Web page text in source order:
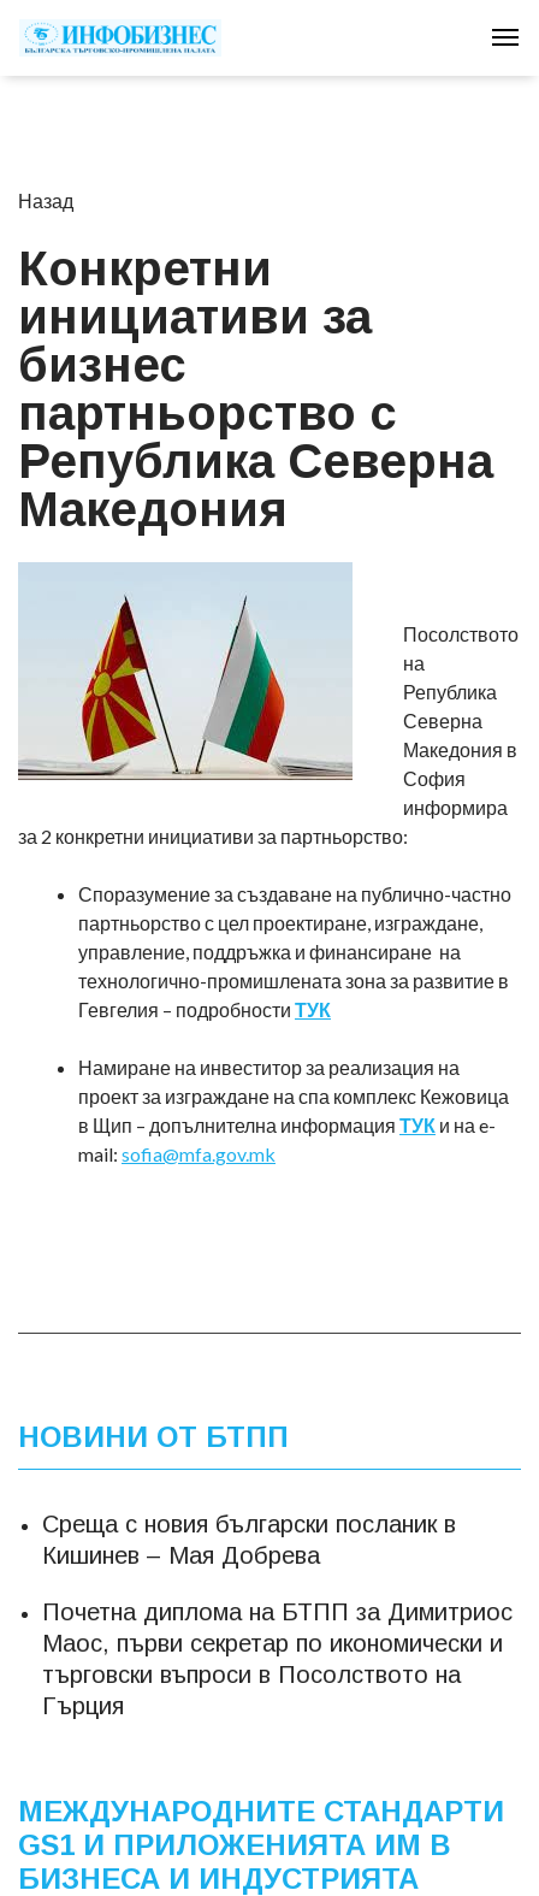
Назад
Конкретни
инициативи за
бизнес
партньорство с
Република Северна
Македония
Посолството
на
Република
Северна
Македония в
София
информира
за 2 конкретни инициативи за партньорство:
Споразумение за създаване на публично-частно
партньорство с цел проектиране, изграждане,
управление, поддръжка и финансиране на
технологично-промишлената зона за развитие в
Гевгелия – подробности ТУК
Намиране на инвеститор за реализация на
проект за изграждане на спа комплекс Кежовица
в Щип – допълнителна информация ТУК и на e-
mail: sofia@mfa.gov.mk
НОВИНИ ОТ БТПП
Среща с новия български посланик в
Кишинев – Мая Добрева
Почетна диплома на БТПП за Димитриос
Маос, първи секретар по икономически и
търговски въпроси в Посолството на
Гърция
МЕЖДУНАРОДНИТЕ СТАНДАРТИ
GS1 И ПРИЛОЖЕНИЯТА ИМ В
БИЗНЕСА И ИНДУСТРИЯТА